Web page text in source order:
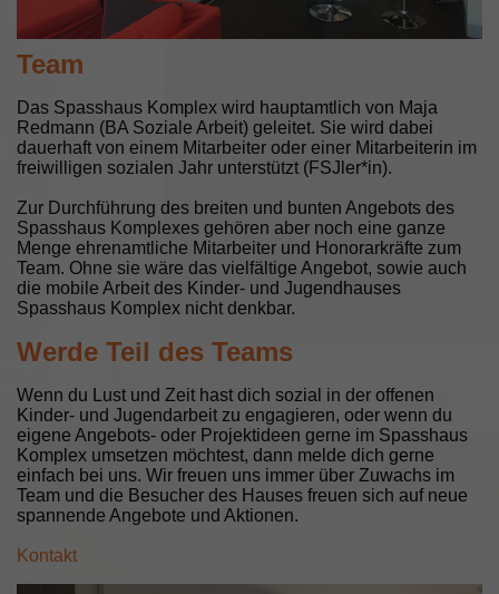
Team
Das Spasshaus Komplex wird hauptamtlich von Maja
Redmann (BA Soziale Arbeit) geleitet. Sie wird dabei
dauerhaft von einem Mitarbeiter oder einer Mitarbeiterin im
freiwilligen sozialen Jahr unterstützt (FSJler*in).
Zur Durchführung des breiten und bunten Angebots des
Spasshaus Komplexes gehören aber noch eine ganze
Menge ehrenamtliche Mitarbeiter und Honorarkräfte zum
Team. Ohne sie wäre das vielfältige Angebot, sowie auch
die mobile Arbeit des Kinder- und Jugendhauses
Spasshaus Komplex nicht denkbar.
Werde Teil des Teams
Wenn du Lust und Zeit hast dich sozial in der offenen
Kinder- und Jugendarbeit zu engagieren, oder wenn du
eigene Angebots- oder Projektideen gerne im Spasshaus
Komplex umsetzen möchtest, dann melde dich gerne
einfach bei uns. Wir freuen uns immer über Zuwachs im
Team und die Besucher des Hauses freuen sich auf neue
spannende Angebote und Aktionen.
Kontakt